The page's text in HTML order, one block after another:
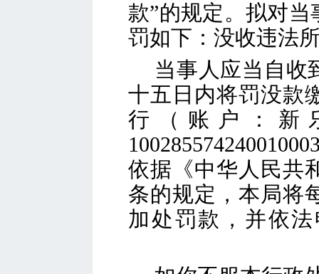
款”的规定。拟对
罚如下：没收违法
当事人应当自收
十五日内将罚没款
行（账户：新
依据《中华人民共
条的规定，本局将
加处罚款，并依